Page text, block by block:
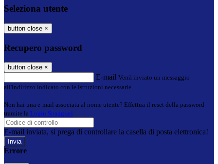
Seleziona utente
button close ×
Recupero password
button close ×
E-mail Verrà inviato un messaggio
all'indirizzo indicato con le istruzioni necessarie.
Non hai una e-mail associata al nome utente? Effettua il reset della password
tramite la Login Spaggiari
E-mail inviata, si prega di controllare la casella di posta elettronica!
Errore